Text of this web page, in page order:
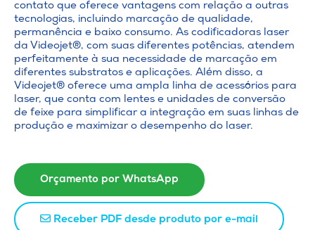
contato que oferece vantagens com relação a outras
tecnologias, incluindo marcação de qualidade,
permanência e baixo consumo. As codificadoras laser
da Videojet®, com suas diferentes potências, atendem
perfeitamente à sua necessidade de marcação em
diferentes substratos e aplicações. Além disso, a
Videojet® oferece uma ampla linha de acessórios para
laser, que conta com lentes e unidades de conversão
de feixe para simplificar a integração em suas linhas de
produção e maximizar o desempenho do laser.
Orçamento por WhatsApp
Receber PDF desde produto por e-mail